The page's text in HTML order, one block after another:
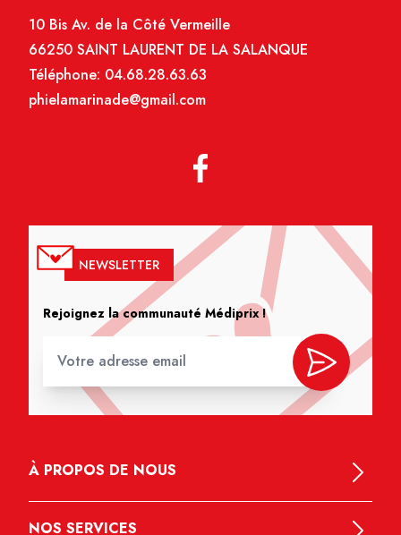
10 Bis Av. de la Côté Vermeille
66250 SAINT LAURENT DE LA SALANQUE
Téléphone: 04.68.28.63.63
phielamarinade@gmail.com
NEWSLETTER
Rejoignez la communauté Médiprix !
À PROPOS DE NOUS
NOS SERVICES